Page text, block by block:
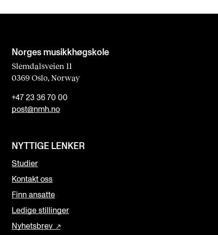
Norges musikk­høgskole
Slemdalsveien 11
0369 Oslo, Norway
+47 23 36 70 00
post@nmh.no
NYTTIGE LENKER
Studier
Kontakt oss
Finn ansatte
Ledige stillinger
Nyhetsbrev